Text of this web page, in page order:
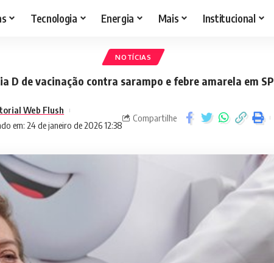
Tecnologia Energia Mais Institucional
NOTÍCIAS
D de vacinação contra sarampo e febre amarela em SP
em: 24 de janeiro de 2026 12:38
Web Flush
Compartilhe